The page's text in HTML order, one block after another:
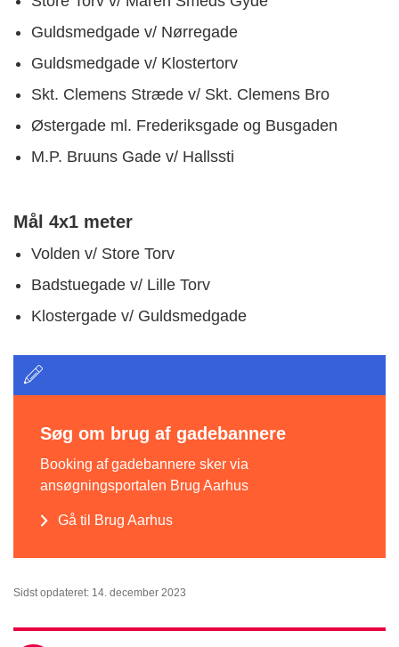
Guldsmedgade v/ Nørregade
Guldsmedgade v/ Klostertorv
Skt. Clemens Stræde v/ Skt. Clemens Bro
Østergade ml. Frederiksgade og Busgaden
M.P. Bruuns Gade v/ Hallssti
Mål 4x1 meter
Volden v/ Store Torv
Badstuegade v/ Lille Torv
Klostergade v/ Guldsmedgade
Søg om brug af gadebannere
Booking af gadebannere sker via
ansøgningsportalen Brug Aarhus
Gå til Brug Aarhus
Sidst opdateret: 14. december 2023